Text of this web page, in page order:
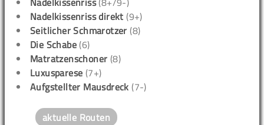
Nadelkissenriss direkt (9+)
Seitlicher Schmarotzer (8)
Die Schabe (6)
Matratzenschoner (8)
Luxusparese (7+)
Aufgstellter Mausdreck (7-)
aktuelle Routen